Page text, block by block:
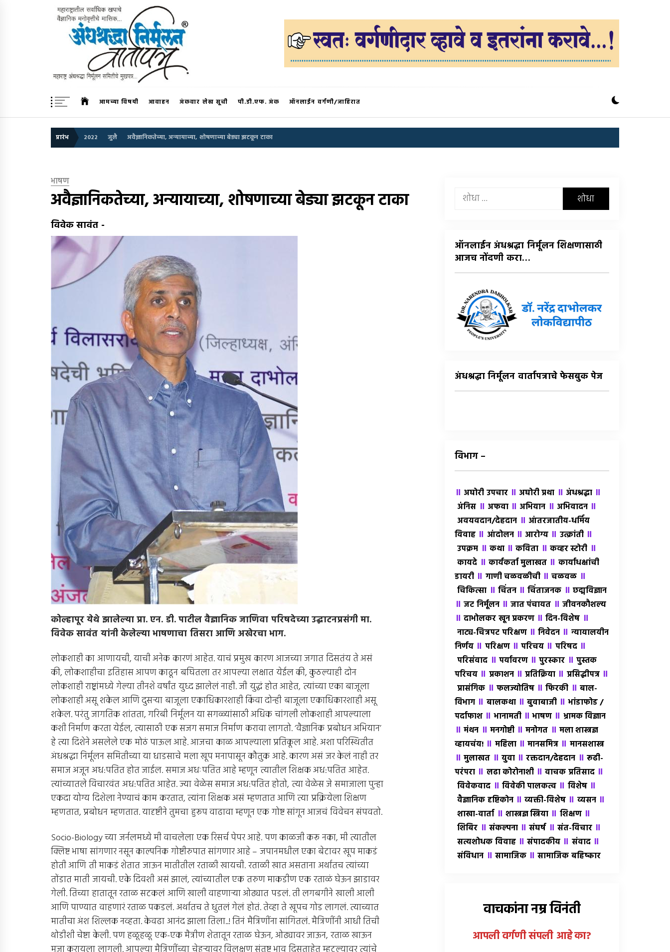
अंधश्रद्धा निर्मूलन वार्तापत्र ®
आमच्या विषयी आवाहन अंकवार लेख सूची पी.डी.एफ. अंक ऑनलाईन वर्गणी/जाहिरात
प्रारंभ 2022 जुलै अवैज्ञानिकतेच्या, अन्यायाच्या, शोषणाच्या बेड्या झटकून टाका
भाषण
अवैज्ञानिकतेच्या, अन्यायाच्या, शोषणाच्या बेड्या झटकून टाका
विवेक सावंत -
कोल्हापूर येथे झालेल्या प्रा.एन. डी.पाटील वैज्ञानिक जाणिवा परिषदेच्या उद्घाटनप्रसंगी मा.
विवेक सावंत यांनी केलेल्या भाषणाचा तिसरा आणि अखेरचा भाग.
लोकशाही का आणायची, याची अनेक कारणं आहेत. याचं प्रमुख कारण आजच्या जगात दिसतंय ते असं
की, लोकशाहीचा इतिहास आपण काढून बघितला तर आपल्या लक्षात येईल की, कुठल्याही दोन
लोकशाही राष्ट्रांमध्ये गेल्या तीनशे वर्षांत युध्द झालेलं नाही. जी युद्धं होत आहेत, त्यांच्या एका बाजूला
लोकशाही असू शकेल आणि दुसर्‍या बाजूला एकाधिकारशाही किंवा दोन्ही बाजूला एकाधिकारशाही असू
शकेल. परंतु जागतिक शांतता, गरिबी निर्मूलन या सगळ्यांसाठी अधिक चांगली लोकशाही आपल्याला
कशी निर्माण करता येईल, त्यासाठी एक सजग समाज निर्माण करावा लागतो. ‘वैज्ञानिक प्रबोधन अभियान’
हे त्या दिशेने असलेले एक मोठं पाऊल आहे. आजचा काळ आपल्याला प्रतिकूल आहे. अशा परिस्थितीत
अंधश्रद्धा निर्मूलन समितीच्या या धाडसाचे मला खूप मनापासून कौतुक आहे. कारण असं जर केलं नाही तर
समाज अजून अध:पतित होत जाईल. समाज अधःपतित आहे म्हणून त्यातील शिक्षक अध:पतित आहेत.
त्यांच्यातले विचारवंत अध:पतित आहेत. ज्या वेळेस समाज अध:पतित होतो, त्या वेळेस जे समाजाला पुन्हा
एकदा योग्य दिशेला नेण्याचं काम करतात, त्यांना शिक्षक असं म्हणतात आणि त्या प्रक्रियेला शिक्षण
म्हणतात, प्रबोधन म्हणतात. यादृष्टीने तुमचा हुरूप वाढावा म्हणून एक गोष्ट सांगून आजचं विवेचन संपवतो.
Socio-Biology च्या जर्नलमध्ये मी वाचलेला एक रिसर्च पेपर आहे. पण काळजी करू नका, मी त्यातील
क्लिष्ट भाषा सांगणार नसून काल्पनिक गोष्टीरुपात सांगणार आहे – जपानमधील एका बेटावर खूप माकडं
होती आणि ती माकडं शेतात जाऊन मातीतील रताळी खायची. रताळी खात असताना अर्थातच त्यांच्या
तोंडात माती जायची. एके दिवशी असं झालं, त्यांच्यातील एक तरुण माकडीण एक रताळं घेऊन झाडावर
गेली. तिच्या हातातून रताळ सटकलं आणि खाली वाहणार्‍या ओढ्यात पडलं. ती लगबगीने खाली आली
आणि पाण्यात वाहणारं रताळ पकडलं. अर्थातच ते धुतलं गेलं होतं. तेव्हा ते खूपच गोड लागलं. त्याच्यात
मातीचा अंश शिल्लक नव्हता. केवढा आनंद झाला तिला..! तिनं मैत्रिणींना सांगितलं. मैत्रिणींनी आधी तिची
थोडीशी चेष्टा केली. पण हळूहळू एक-एक मैत्रीण शेतातून रताळ घेऊन, ओढ्यावर जाऊन, रताळ खाऊन
यांचा
ऑनलाईन अंधश्रद्धा निर्मूलन शिक्षणासाठी
आजच नोंदणी करा…
अंधश्रद्धा निर्मूलन वार्तापत्राचे फेसबुक पेज
विभाग –
॥ अघोरी उपचार ॥ अघोरी प्रथा ॥ अंधश्रद्धा ॥
अंंनिस ॥ अफवा ॥ अभियान ॥ अभिवादन ॥
अवयवदान/देहदान ॥ आंतरजातीय-धर्मिय
विवाह ॥ आंदोलन ॥ आरोग्य ॥ उत्क्रांती ॥
उपक्रम ॥ कथा ॥कविता ॥कव्हर स्टोरी ॥
कायदे ॥ कार्यकर्ता मुलाखत ॥ कार्याधक्षांची
डायरी ॥ गाणी चळवळीची ॥चळवळ ॥
चिकित्सा ॥ चिंतन ॥चिंताजनक ॥छद्मविज्ञान
॥जट निर्मूलन ॥जात पंचायत ॥जीवनकौशल्य
॥दाभोलकर खून प्रकरण ॥दिन-विशेष ॥
नाट्य-चित्रपट परिक्षण ॥निवेदन ॥ न्यायालयीन
निर्णय ॥ परिक्षण ॥परिचय ॥ परिषद ॥
परिसंवाद ॥ पर्यावरण ॥पुरस्कार ॥पुस्तक
परिचय ॥ प्रकाशन ॥प्रतिक्रिया ॥ प्रसिद्धीपत्र ॥
प्रासंगिक ॥ फलज्योतिष ॥फिरकी ॥बाल-
विभाग ॥ बालकथा ॥बुवाबाजी ॥भांडाफोड /
पर्दाफाश ॥भानामती ॥भाषण ॥ भ्रामक विज्ञान
॥मंथन ॥ मनगोष्टी ॥मनोगत ॥मला शास्त्रज्ञ
व्हायचंय! ॥ महिला ॥मानसमित्र ॥ मानसशास्त्र
॥मुलाखत ॥ युवा ॥रक्तदान/देहदान ॥रूढी-
परंपरा ॥ लढा कोरोनाशी ॥वाचक प्रतिसाद ॥
विवेकवाद ॥ विवेकी पालकत्व ॥ विशेष ॥
वैज्ञानिक दृष्टिकोन ॥व्यक्ती-विशेष ॥ व्यसन ॥
शाखा-वार्ता ॥ शास्त्रज्ञ स्त्रिया ॥ शिक्षण ॥
शिबिर ॥ संकल्पना ॥संघर्ष ॥संत-विचार ॥
सत्यशोधक विवाह ॥संपादकीय ॥ संवाद ॥
संविधान ॥ सामाजिक ॥सामाजिक बहिष्कार
वाचकांना नम्र विनंती
आपली वर्गणी संपली आहेका?